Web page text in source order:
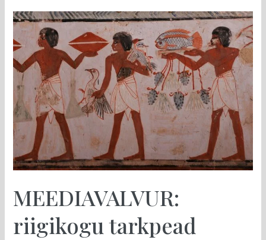
MEEDIAVALVUR:
riigikogu tarkpead
MEEDIAVALVUR:
riigikogu
tarkpead